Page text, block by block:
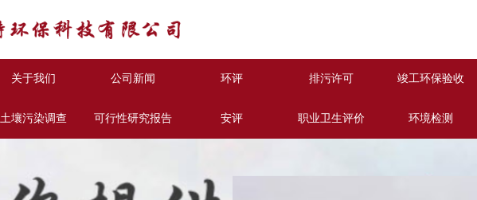
关于我们 公司新闻 环评 排污许可 竣工环保验收
土壤污染调查 可行性研究报告 安评 职业卫生评价 环境检测